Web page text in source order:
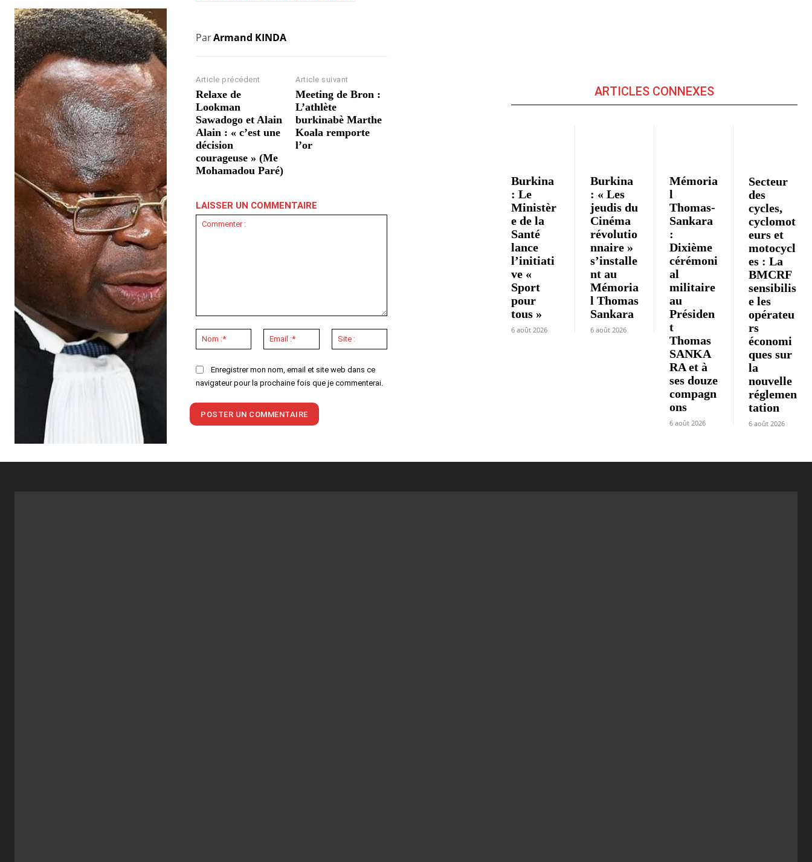
ParArmand KINDA
Article précédent
Relaxe de
Lookman
Sawadogo et Alain
Alain : « c’est une
décision
courageuse » (Me
Mohamadou Paré)
Article suivant
Meeting de Bron :
L’athlète
burkinabè Marthe
Koala remporte
l’or
LAISSER UN COMMENTAIRE
Nom
:*
Email
:*
:
Enregistrer mon nom, email et site web dans ce
navigateur pour la prochaine fois que je commenterai.
ARTICLES CONNEXES
Burkina
: Le
Ministèr
e de la
Santé
lance
l’initiati
ve «
Sport
pour
tous »
6 août 2026
Burkina
: « Les
jeudis du
Cinéma
révolutio
nnaire »
s’installe
nt au
Mémoria
l Thomas
Sankara
6 août 2026
Mémoria
l
Thomas-
Sankara
:
Dixième
cérémoni
al
militaire
au
Présiden
t
Thomas
SANKA
RA et à
ses douze
compagn
ons
6 août 2026
Secteur
des
cycles,
cyclomot
eurs et
motocycl
es : La
BMCRF
sensibilis
e les
opérateu
rs
économi
ques sur
la
nouvelle
réglemen
tation
6 août 2026